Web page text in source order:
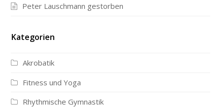
Peter Lauschmann gestorben
Kategorien
Akrobatik
Fitness und Yoga
Rhythmische Gymnastik